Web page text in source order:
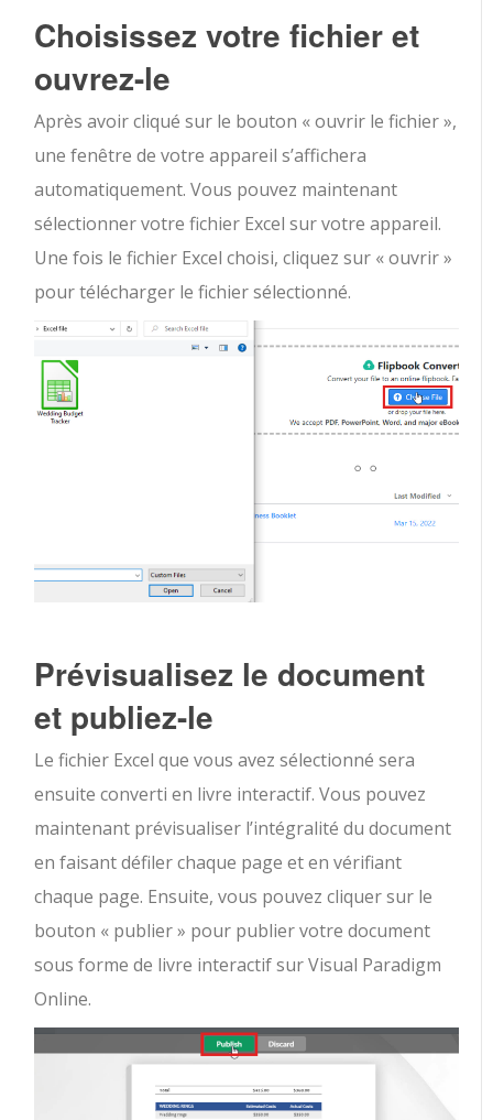
Choisissez votre fichier et
ouvrez-le
Après avoir cliqué sur le bouton « ouvrir le fichier »,
une fenêtre de votre appareil s’affichera
automatiquement. Vous pouvez maintenant
sélectionner votre fichier Excel sur votre appareil.
Une fois le fichier Excel choisi, cliquez sur « ouvrir »
pour télécharger le fichier sélectionné.
Prévisualisez le document
et publiez-le
Le fichier Excel que vous avez sélectionné sera
ensuite converti en livre interactif. Vous pouvez
maintenant prévisualiser l’intégralité du document
en faisant défiler chaque page et en vérifiant
chaque page. Ensuite, vous pouvez cliquer sur le
bouton « publier » pour publier votre document
sous forme de livre interactif sur Visual Paradigm
Online.